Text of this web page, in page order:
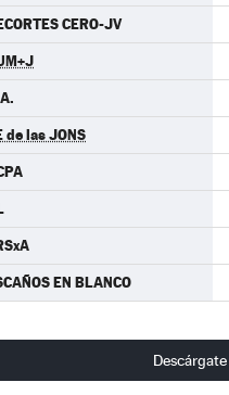
CERO-JV
de las JONS
EN BLANCO